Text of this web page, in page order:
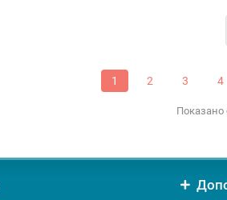
1 2 3 4
Показано